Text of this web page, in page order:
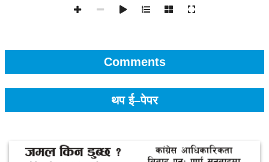
Comments
थप ई–पेपर